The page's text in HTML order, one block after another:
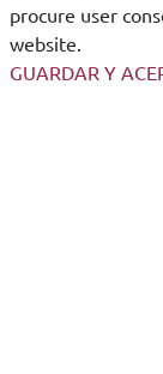
procure user
website.
GUARDAR Y